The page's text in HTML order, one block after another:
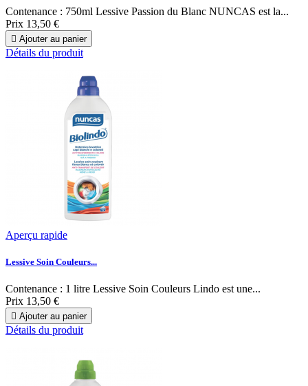
Contenance : 750ml Lessive Passion du Blanc NUNCAS est la...
Prix 13,50 €
 Ajouter au panier
Détails du produit
Aperçu rapide
Lessive Soin Couleurs...
Contenance : 1 litre Lessive Soin Couleurs Lindo est une...
Prix 13,50 €
 Ajouter au panier
Détails du produit